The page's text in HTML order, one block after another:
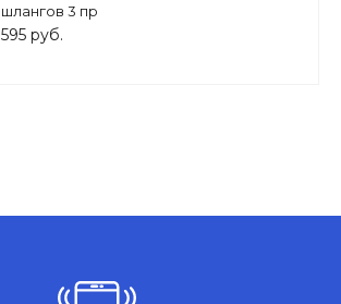
шлангов 3 пр
595 руб.